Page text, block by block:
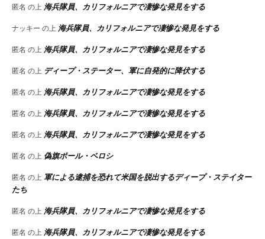
匿名 の上 海兵隊員、カリフォルニアで凄惨な発見をする
ナッキー の上 海兵隊員、カリフォルニアで凄惨な発見をする
匿名 の上 海兵隊員、カリフォルニアで凄惨な発見をする
匿名 の上 ディープ・ステーター、軍に自発的に降伏する
匿名 の上 海兵隊員、カリフォルニアで凄惨な発見をする
匿名 の上 海兵隊員、カリフォルニアで凄惨な発見をする
匿名 の上 海兵隊員、カリフォルニアで凄惨な発見をする
匿名 の上 偽旗ポール・ペロシ
匿名 の上 軍による逮捕を恐れて米国を脱出するディープ・ステイター
たち
匿名 の上 海兵隊員、カリフォルニアで凄惨な発見をする
匿名 の上 海兵隊員、カリフォルニアで凄惨な発見をする